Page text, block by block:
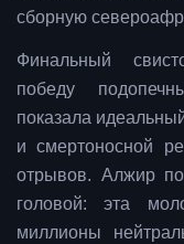
сборную
Финальный
победу
показала
и смертоносной
отрывов. Алжир
головой: эта
миллионы